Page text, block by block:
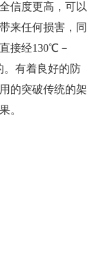
信度更高，可以
来任何损害，同
接经130℃－
有着良好的防
的突破传统的架
。